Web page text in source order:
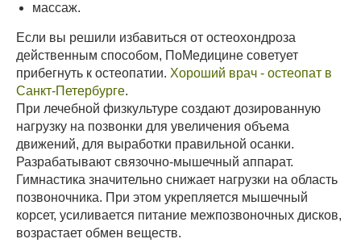
массаж.
Если вы решили избавиться от остеохондроза
действенным способом, ПоМедицине советует
прибегнуть к остеопатии. Хороший врач - остеопат в
Санкт-Петербурге.
При лечебной физкультуре создают дозированную
нагрузку на позвонки для увеличения объема
движений, для выработки правильной осанки.
Разрабатывают связочно-мышечный аппарат.
Гимнастика значительно снижает нагрузки на область
позвоночника. При этом укрепляется мышечный
корсет, усиливается питание межпозвоночных дисков,
возрастает обмен веществ.